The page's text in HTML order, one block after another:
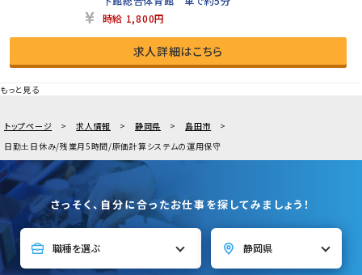
時給 1,800円
求人詳細はこちら
もっと見る
トップページ 求人情報 静岡県
島田市
日勤土日休み/残業月5時間/原価計算システムの運用保守
さっそく、自分に合ったお仕事を探してみましょう！